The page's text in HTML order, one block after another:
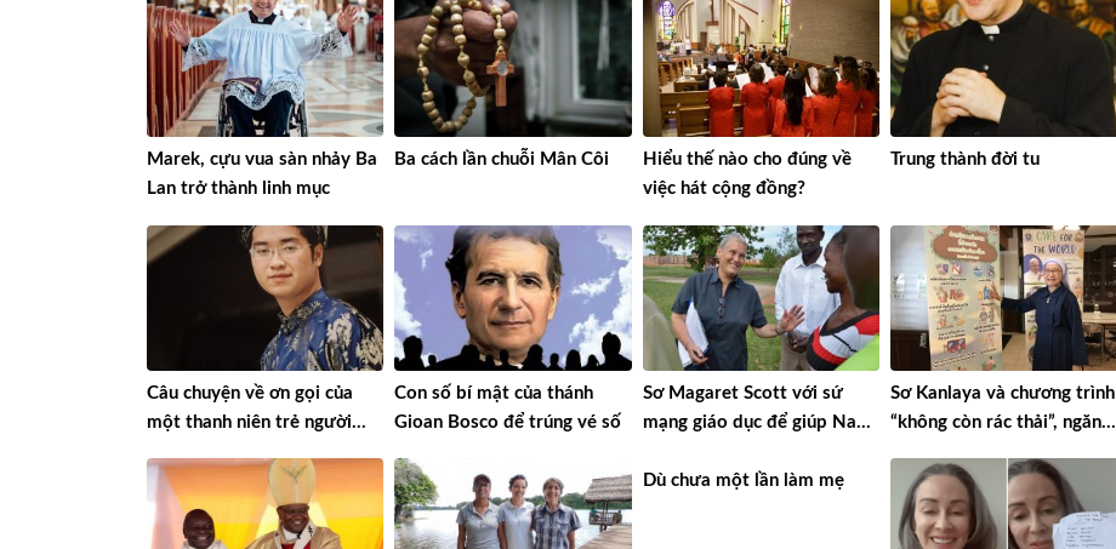
Marek, cựu vua sàn nhảy Ba
Lan trở thành linh mục
Ba cách lần chuỗi Mân Côi
Hiểu thế nào cho đúng về
việc hát cộng đồng?
Trung thành đời tu
Câu chuyện về ơn gọi của
một thanh niên trẻ người
Chartreux ở Thụy Sĩ
Con số bí mật của thánh
Gioan Bosco để trúng vé số
Sơ Magaret Scott với sứ
mạng giáo dục để giúp Nam
Sơ Kanlaya và chương trình
“không còn rác thải”, ngăn
Dù chưa một lần làm mẹ